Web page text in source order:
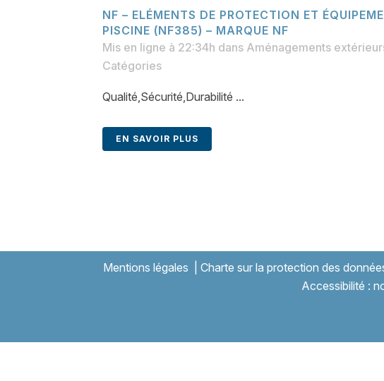
NF – ELÉMENTS DE PROTECTION ET
PISCINE (NF385) – MARQUE NF
Mis en ligne à 22:34h dans Aménagements
Catégories
Qualité,Sécurité,Durabilité ...
EN SAVOIR PLUS
Mentions légales Charte sur la protection des
Accessibilité :